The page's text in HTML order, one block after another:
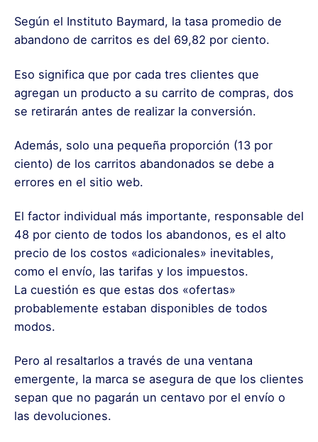
Según el Instituto Baymard, la tasa promedio de
abandono de carritos es del 69,82 por ciento.
Eso significa que por cada tres clientes que
agregan un producto a su carrito de compras, dos
se retirarán antes de realizar la conversión.
Además, solo una pequeña proporción (13 por
ciento) de los carritos abandonados se debe a
errores en el sitio web.
El factor individual más importante, responsable del
48 por ciento de todos los abandonos, es el alto
precio de los costos «adicionales» inevitables,
como el envío, las tarifas y los impuestos.
La cuestión es que estas dos «ofertas»
probablemente estaban disponibles de todos
modos.
Pero al resaltarlos a través de una ventana
emergente, la marca se asegura de que los clientes
sepan que no pagarán un centavo por el envío o
las devoluciones.